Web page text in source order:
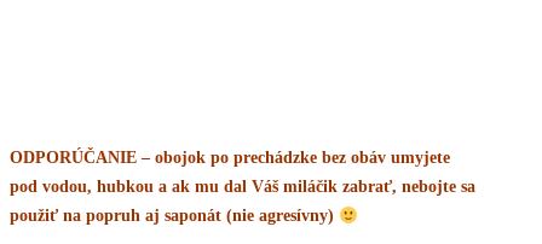
ODPORÚČANIE – obojok po prechádzke bez obáv umyjete
pod vodou, hubkou a ak mu dal Váš miláčik zabrať, nebojte sa
použiť na popruh aj saponát (nie agresívny)